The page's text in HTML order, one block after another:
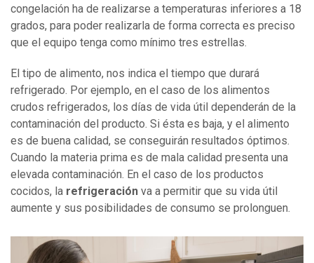
congelación ha de realizarse a temperaturas inferiores a 18
grados, para poder realizarla de forma correcta es preciso
que el equipo tenga como mínimo tres estrellas.
El tipo de alimento, nos indica el tiempo que durará
refrigerado. Por ejemplo, en el caso de los alimentos
crudos refrigerados, los días de vida útil dependerán de la
contaminación del producto. Si ésta es baja, y el alimento
es de buena calidad, se conseguirán resultados óptimos.
Cuando la materia prima es de mala calidad presenta una
elevada contaminación. En el caso de los productos
cocidos, la refrigeración va a permitir que su vida útil
aumente y sus posibilidades de consumo se prolonguen.